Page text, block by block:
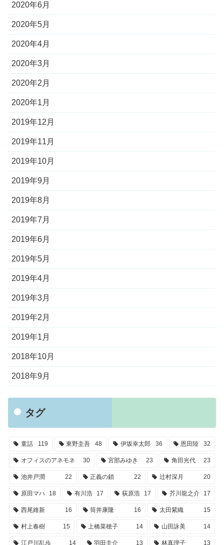
2020年6月
2020年5月
2020年4月
2020年3月
2020年2月
2020年1月
2019年12月
2019年11月
2019年10月
2019年9月
2019年8月
2019年7月
2019年6月
2019年5月
2019年4月
2019年3月
2019年2月
2019年1月
2018年10月
2018年9月
タグ
童話 119 東野圭吾 48 伊坂幸太郎 36 恩田陸 32
オフィスのアネモネ 30 宮部みゆき 23 角田光代 23
池井戸潤 22 正義の鎖 22 辻村深月 20
原田マハ 18 有川浩 17 荻原浩 17 芥川龍之介 17
西尾維新 16 筒井康隆 16 太田紫織 15
村上春樹 15 上橋菜穂子 14 山田詠美 14
江戸川乱歩 14 羽田圭介 13 林真理子 13